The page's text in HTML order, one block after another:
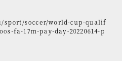
sport/soccer/world-cup-qualif
fa-17m-pay-day-20220614-p